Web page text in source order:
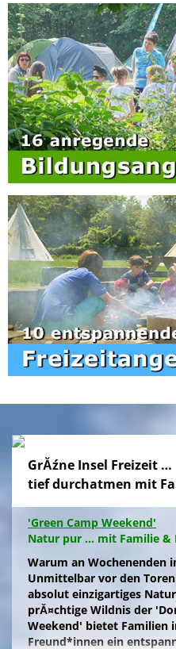
GrĂźne Insel Freizeit …
tief durchatmen mit
'Green Camp Weekend'
Natur pur ... mit Familie &
Warum an Wochenenden
Unmittelbar vor den
absolut einzigartiges
prĂ¤chtige Wildnis der
Weekend' bietet Familien
Freund*innen ein